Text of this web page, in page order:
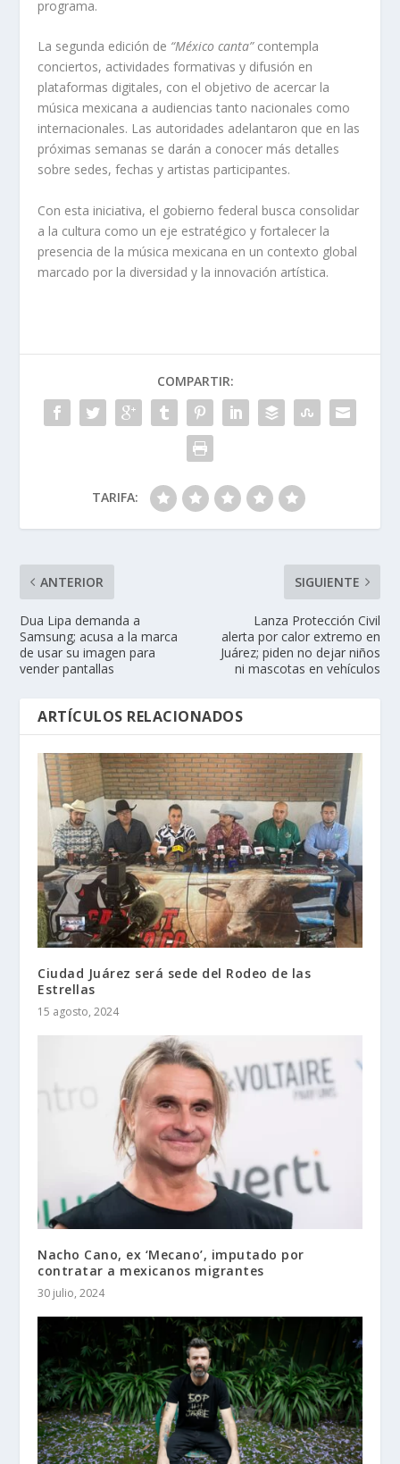
programa.
La segunda edición de “México canta”contempla
conciertos, actividades formativas y difusión en
plataformas digitales, con el objetivo de acercar la
música mexicana a audiencias tanto nacionales como
internacionales. Las autoridades adelantaron que en las
próximas semanas se darán a conocer más detalles
sobre sedes, fechas y artistas participantes.
Con esta iniciativa, el gobierno federal busca consolidar
a la cultura como un eje estratégico y fortalecer la
presencia de la música mexicana en un contexto global
marcado por la diversidad y la innovación artística.
COMPARTIR:
TARIFA:
ANTERIOR
Dua Lipa demanda a
Samsung; acusa a la marca
de usar su imagen para
vender pantallas
SIGUIENTE
Lanza Protección Civil
alerta por calor extremo en
Juárez; piden no dejar niños
ni mascotas en vehículos
ARTÍCULOS RELACIONADOS
Ciudad Juárez será sede del Rodeo de las
Estrellas
15 agosto, 2024
Nacho Cano, ex ‘Mecano’, imputado por
contratar a mexicanos migrantes
30 julio, 2024